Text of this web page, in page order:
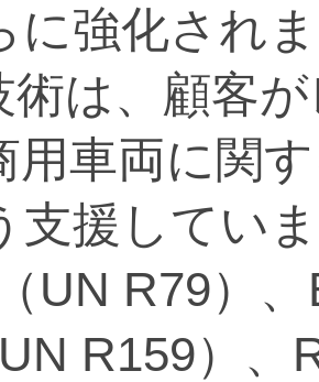
に強化され
術は、顧客
用車両に関
支援してい
UN R79）
R159）、